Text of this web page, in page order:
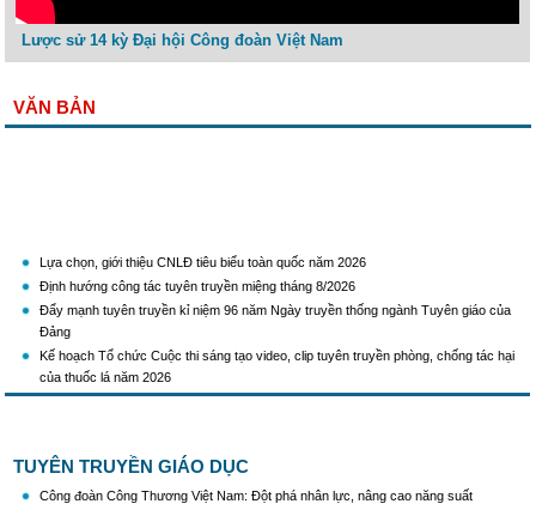
Lược sử 14 kỳ Đại hội Công đoàn Việt Nam
VĂN BẢN
Lựa chọn, giới thiệu CNLĐ tiêu biểu toàn quốc năm 2026
Định hướng công tác tuyên truyền miệng tháng 8/2026
Đẩy mạnh tuyên truyền kỉ niệm 96 năm Ngày truyền thống ngành Tuyên giáo của
Đảng
Kế hoạch Tổ chức Cuộc thi sáng tạo video, clip tuyên truyền phòng, chống tác hại
của thuốc lá năm 2026
KH Triển khai Ch/tr hành động của CĐCTVN thực hiện Chỉ thị số 58/CT-TW ngày
tình hình mới"
Triển khai thực hiện Hướng dẫn số 28/HD-BTGDVTW về xác định, lựa chọn ngày
truyền thống, ngày thành lập, ngày tái lập sau sắp xếp tổ chức bộ máy của hệ thống
TUYÊN TRUYỀN GIÁO DỤC
Công đoàn Công Thương Việt Nam: Đột phá nhân lực, nâng cao năng suất